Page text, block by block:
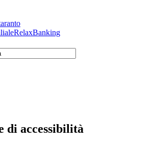
RelaxBanking
di accessibilità